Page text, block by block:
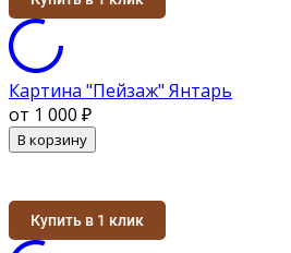
Картина "Пейзаж" Янтарь
от 1 000 ₽
В корзину
Купить в 1 клик